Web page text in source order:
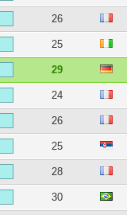
26
25
29
24
26
25
28
30